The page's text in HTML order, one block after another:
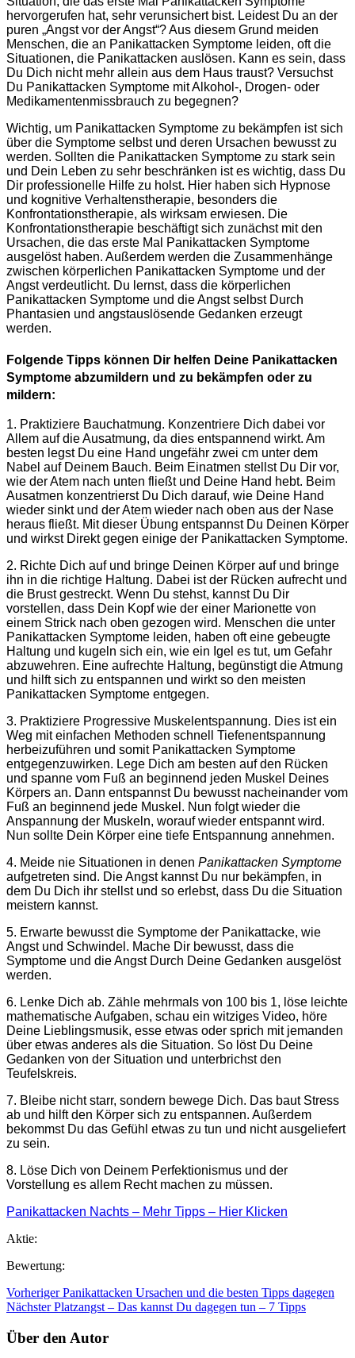
hervorgerufen hat, sehr verunsichert bist. Leidest Du an der
puren „Angst vor der Angst“? Aus diesem Grund meiden
Menschen, die an Panikattacken Symptome leiden, oft die
Situationen, die Panikattacken auslösen. Kann es sein, dass
Du Dich nicht mehr allein aus dem Haus traust? Versuchst
Du Panikattacken Symptome mit Alkohol-, Drogen- oder
Medikamentenmissbrauch zu begegnen?
Wichtig, um Panikattacken Symptome zu bekämpfen ist sich
über die Symptome selbst und deren Ursachen bewusst zu
werden. Sollten die Panikattacken Symptome zu stark sein
und Dein Leben zu sehr beschränken ist es wichtig, dass Du
Dir professionelle Hilfe zu holst. Hier haben sich Hypnose
und kognitive Verhaltenstherapie, besonders die
Konfrontationstherapie, als wirksam erwiesen. Die
Konfrontationstherapie beschäftigt sich zunächst mit den
Ursachen, die das erste Mal Panikattacken Symptome
ausgelöst haben. Außerdem werden die Zusammenhänge
zwischen körperlichen Panikattacken Symptome und der
Angst verdeutlicht. Du lernst, dass die körperlichen
Panikattacken Symptome und die Angst selbst Durch
Phantasien und angstauslösende Gedanken erzeugt
werden.
Folgende Tipps können Dir helfen Deine Panikattacken
Symptome abzumildern und zu bekämpfen oder zu
mildern:
1. Praktiziere Bauchatmung. Konzentriere Dich dabei vor
Allem auf die Ausatmung, da dies entspannend wirkt. Am
besten legst Du eine Hand ungefähr zwei cm unter dem
Nabel auf Deinem Bauch. Beim Einatmen stellst Du Dir vor,
wie der Atem nach unten fließt und Deine Hand hebt. Beim
Ausatmen konzentrierst Du Dich darauf, wie Deine Hand
wieder sinkt und der Atem wieder nach oben aus der Nase
heraus fließt. Mit dieser Übung entspannst Du Deinen Körper
und wirkst Direkt gegen einige der Panikattacken Symptome.
2. Richte Dich auf und bringe Deinen Körper auf und bringe
ihn in die richtige Haltung. Dabei ist der Rücken aufrecht und
die Brust gestreckt. Wenn Du stehst, kannst Du Dir
vorstellen, dass Dein Kopf wie der einer Marionette von
einem Strick nach oben gezogen wird. Menschen die unter
Panikattacken Symptome leiden, haben oft eine gebeugte
Haltung und kugeln sich ein, wie ein Igel es tut, um Gefahr
abzuwehren. Eine aufrechte Haltung, begünstigt die Atmung
und hilft sich zu entspannen und wirkt so den meisten
Panikattacken Symptome entgegen.
3. Praktiziere Progressive Muskelentspannung. Dies ist ein
Weg mit einfachen Methoden schnell Tiefenentspannung
herbeizuführen und somit Panikattacken Symptome
entgegenzuwirken. Lege Dich am besten auf den Rücken
und spanne vom Fuß an beginnend jeden Muskel Deines
Körpers an. Dann entspannst Du bewusst nacheinander vom
Fuß an beginnend jede Muskel. Nun folgt wieder die
Anspannung der Muskeln, worauf wieder entspannt wird.
Nun sollte Dein Körper eine tiefe Entspannung annehmen.
4. Meide nie Situationen in denen Panikattacken Symptome
aufgetreten sind. Die Angst kannst Du nur bekämpfen, in
dem Du Dich ihr stellst und so erlebst, dass Du die Situation
meistern kannst.
5. Erwarte bewusst die Symptome der Panikattacke, wie
Angst und Schwindel. Mache Dir bewusst, dass die
Symptome und die Angst Durch Deine Gedanken ausgelöst
werden.
6. Lenke Dich ab. Zähle mehrmals von 100 bis 1, löse leichte
mathematische Aufgaben, schau ein witziges Video, höre
Deine Lieblingsmusik, esse etwas oder sprich mit jemanden
über etwas anderes als die Situation. So löst Du Deine
Gedanken von der Situation und unterbrichst den
Teufelskreis.
7. Bleibe nicht starr, sondern bewege Dich. Das baut Stress
ab und hilft den Körper sich zu entspannen. Außerdem
bekommst Du das Gefühl etwas zu tun und nicht ausgeliefert
zu sein.
8. Löse Dich von Deinem Perfektionismus und der
Vorstellung es allem Recht machen zu müssen.
Panikattacken Nachts – Mehr Tipps – Hier Klicken
Aktie:
Bewertung:
Vorheriger Panikattacken Ursachen und die besten Tipps dagegen
Nächster Platzangst – Das kannst Du dagegen tun – 7 Tipps
Über den Autor